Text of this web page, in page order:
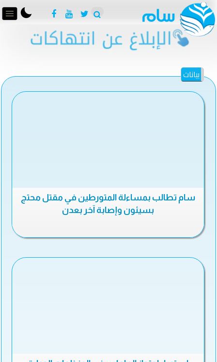
بيانات
سام تطالب بمساءلة المتورطين في مقتل محتج
بسيئون وإصابة آخر بعدن